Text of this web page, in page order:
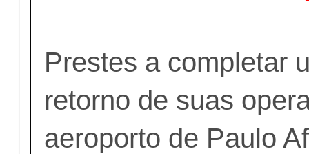
Prestes a completar
retorno de suas
aeroporto de Paulo